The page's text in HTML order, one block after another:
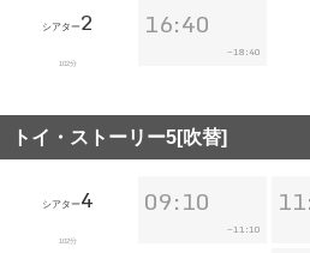
シアター2
102分
16:40
~ 18:40
トイ・ストーリー5[吹替]
シアター4
102分
09:10
~11:10